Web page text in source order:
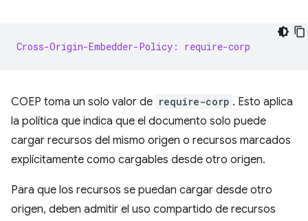
Cross-Origin-Embedder-Policy: require-corp
COEP toma un solo valor de require-corp . Esto aplica
la política que indica que el documento solo puede
cargar recursos del mismo origen o recursos marcados
explícitamente como cargables desde otro origen.
Para que los recursos se puedan cargar desde otro
origen, deben admitir el uso compartido de recursos